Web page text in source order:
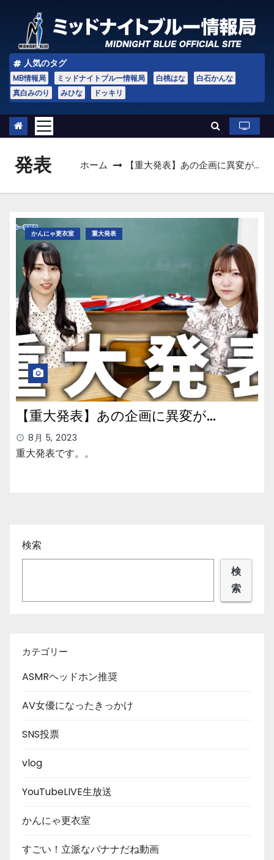
人気のタグ
MB情報局 ミッドナイトブルー情報局 白桃はな
白石かんな
真白みのり
みひな ドッキリ
発表 ホーム 【重大発表】あの企画に異変が…
かんにゃ更衣室 重大発表
【重大発表】あの企画に異変が…
8月 5, 2023
重大発表です。。
検索
検
索
カテゴリー
ASMRヘッドホン推奨
AV女優になったきっかけ
SNS投票
vlog
YouTubeLIVE生放送
かんにゃ更衣室
すごい！立派なバナナだね動画